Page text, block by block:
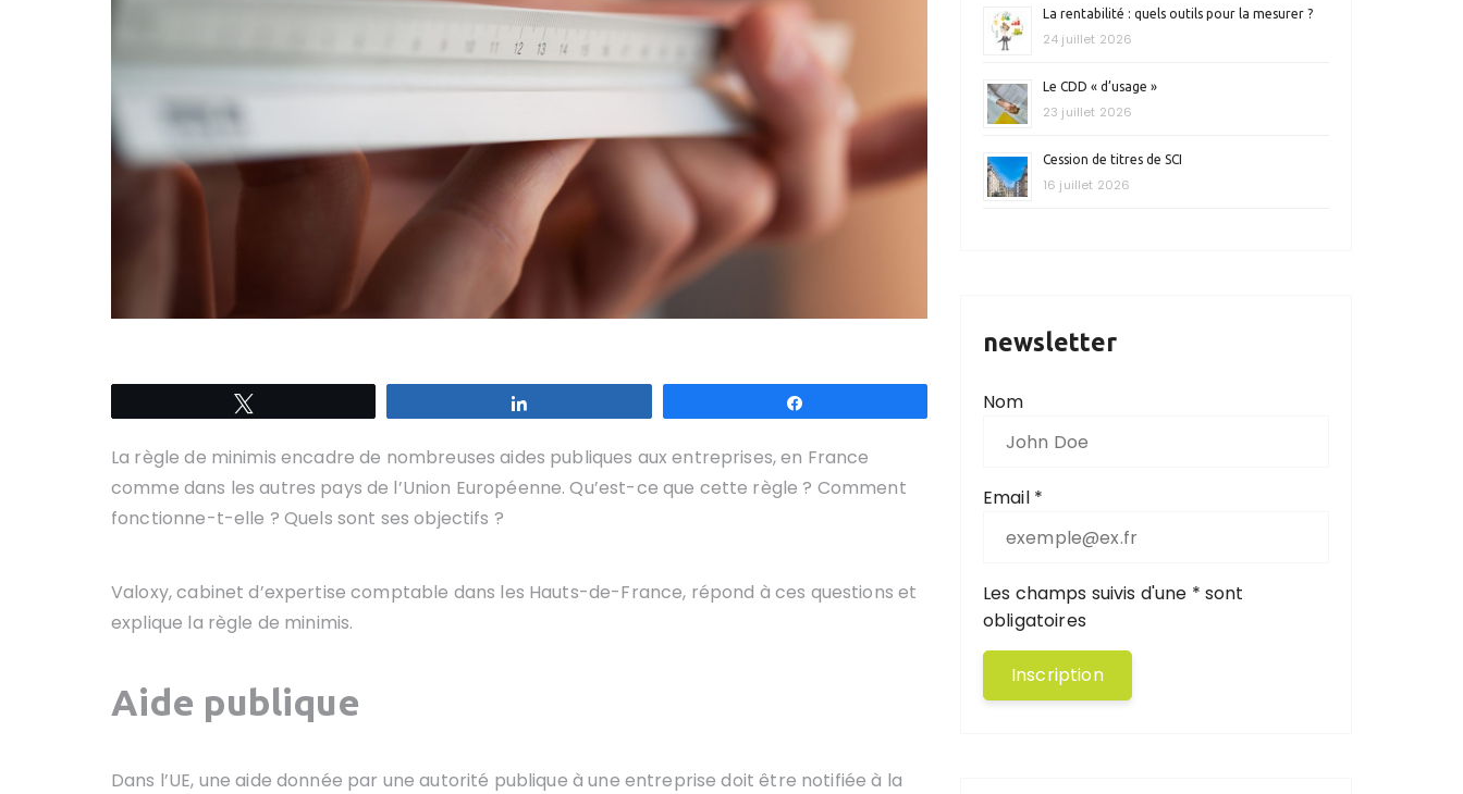
La règle de minimis encadre de nombreuses aides publiques aux entreprises, en France
comme dans les autres pays de l’Union Européenne. Qu’est-ce que cette règle ? Comment
fonctionne-t-elle ? Quels sont ses objectifs ?
Valoxy, cabinet d’expertise comptable dans les Hauts-de-France, répond à ces questions et
explique la règle de minimis.
Aide publique
Dans l’UE, une aide donnée par une autorité publique à une entreprise doit être notifiée à la
La rentabilité : quels outils pour la mesurer ?
24 juillet 2026
Le CDD « d’usage »
23 juillet 2026
Cession de titres de SCI
16 juillet 2026
newsletter
Nom
Email *
Les champs suivis d'une * sont
obligatoires